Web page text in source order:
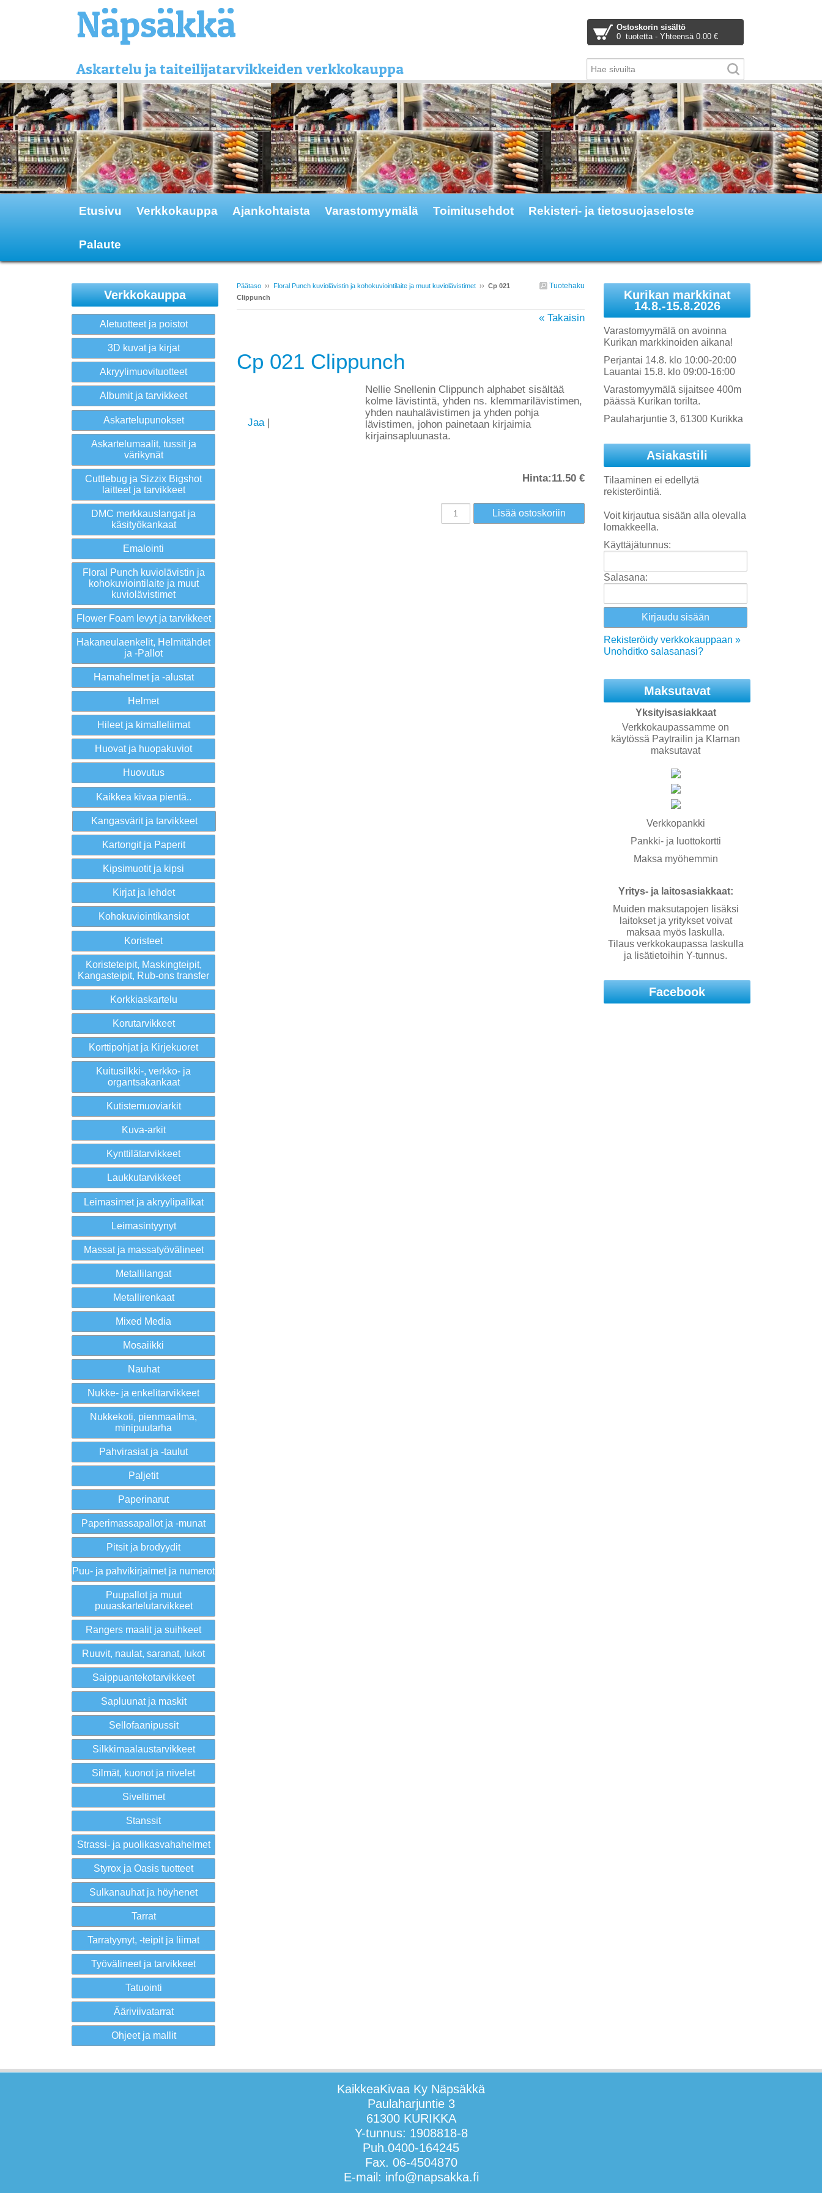
Ostoskorin sisältö
0 tuotetta - Yhteensä 0.00 €
Näpsäkkä
Askartelu ja taiteilijatarvikkeiden verkkokauppa
Etusivu Verkkokauppa Ajankohtaista Varastomyymälä Toimitusehdot Rekisteri- ja tietosuojaseloste
Palaute
Tuotehaku
Päätaso ›› Floral Punch kuviolävistin ja kohokuviointilaite ja muut kuviolävistimet ›› Cp 021
Clippunch
« Takaisin
Cp 021 Clippunch
Jaa |
Nellie Snellenin Clippunch alphabet sisältää
kolme lävistintä, yhden ns. klemmarilävistimen,
yhden nauhalävistimen ja yhden pohja
lävistimen, johon painetaan kirjaimia
kirjainsapluunasta.
Hinta:11.50 €
Verkkokauppa
Aletuotteet ja poistot
3D kuvat ja kirjat
Akryylimuovituotteet
Albumit ja tarvikkeet
Askartelupunokset
Askartelumaalit, tussit ja
värikynät
Cuttlebug ja Sizzix Bigshot
laitteet ja tarvikkeet
DMC merkkauslangat ja
käsityökankaat
Emalointi
Floral Punch kuviolävistin ja
kohokuviointilaite ja muut
kuviolävistimet
Flower Foam levyt ja tarvikkeet
Hakaneulaenkelit, Helmitähdet
ja -Pallot
Hamahelmet ja -alustat
Helmet
Hileet ja kimalleliimat
Huovat ja huopakuviot
Huovutus
Kaikkea kivaa pientä..
Kangasvärit ja tarvikkeet
Kartongit ja Paperit
Kipsimuotit ja kipsi
Kirjat ja lehdet
Kohokuviointikansiot
Koristeet
Koristeteipit, Maskingteipit,
Kangasteipit, Rub-ons transfer
Korkkiaskartelu
Korutarvikkeet
Korttipohjat ja Kirjekuoret
Kuitusilkki-, verkko- ja
organtsakankaat
Kutistemuoviarkit
Kuva-arkit
Kynttilätarvikkeet
Laukkutarvikkeet
Leimasimet ja akryylipalikat
Leimasintyynyt
Massat ja massatyövälineet
Metallilangat
Metallirenkaat
Mixed Media
Mosaiikki
Nauhat
Nukke- ja enkelitarvikkeet
Nukkekoti, pienmaailma,
minipuutarha
Pahvirasiat ja -taulut
Paljetit
Paperinarut
Paperimassapallot ja -munat
Pitsit ja brodyydit
Puu- ja pahvikirjaimet ja numerot
Puupallot ja muut
puuaskartelutarvikkeet
Rangers maalit ja suihkeet
Ruuvit, naulat, saranat, lukot
Saippuantekotarvikkeet
Sapluunat ja maskit
Sellofaanipussit
Silkkimaalaustarvikkeet
Silmät, kuonot ja nivelet
Siveltimet
Stanssit
Strassi- ja puolikasvahahelmet
Styrox ja Oasis tuotteet
Sulkanauhat ja höyhenet
Tarrat
Tarratyynyt, -teipit ja liimat
Työvälineet ja tarvikkeet
Tatuointi
Ääriviivatarrat
Ohjeet ja mallit
Kurikan markkinat
14.8.-15.8.2026
Varastomyymälä on avoinna
Kurikan markkinoiden aikana!
Perjantai 14.8. klo 10:00-20:00
Lauantai 15.8. klo 09:00-16:00
Varastomyymälä sijaitsee 400m
päässä Kurikan torilta.
Paulaharjuntie 3, 61300 Kurikka
Asiakastili
Tilaaminen ei edellytä
rekisteröintiä.
Voit kirjautua sisään alla olevalla
lomakkeella.
Käyttäjätunnus:
Salasana:
Rekisteröidy verkkokauppaan »
Unohditko salasanasi?
Maksutavat
Yksityisasiakkaat
Verkkokaupassamme on
käytössä Paytrailin ja Klarnan
maksutavat
Verkkopankki
Pankki- ja luottokortti
Maksa myöhemmin
Yritys- ja laitosasiakkaat:
Muiden maksutapojen lisäksi
laitokset ja yritykset voivat
maksaa myös laskulla.
Tilaus verkkokaupassa laskulla
ja lisätietoihin Y-tunnus.
Facebook
KaikkeaKivaa Ky Näpsäkkä
Paulaharjuntie 3
61300 KURIKKA
Y-tunnus: 1908818-8
Puh.0400-164245
Fax. 06-4504870
E-mail: info@napsakka.fi